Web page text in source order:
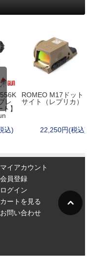
レ
】
込)
ROMEO M17ドット
サイト（レプリカ）
22,250円(税込)
マイアカウント
会員登録
ログイン
カートを見る
お問い合わせ